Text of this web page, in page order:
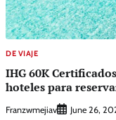
DE VIAJE
IHG 60K
hoteles para
Franzwmejiav June 26,